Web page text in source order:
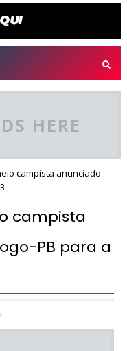
HERE
campista anunciado
campista
PB para a